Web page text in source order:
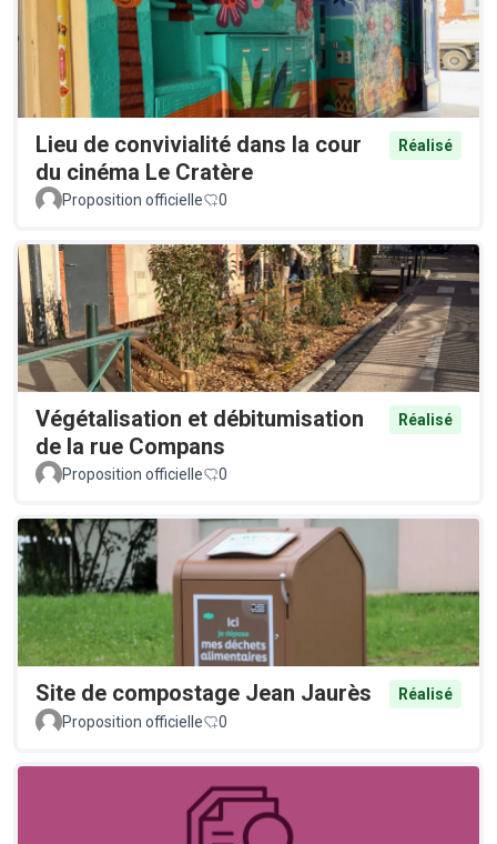
Lieu de convivialité dans la cour
du cinéma Le Cratère
Réalisé
Proposition officielle 0
Végétalisation et débitumisation
de la rue Compans
Réalisé
Proposition officielle 0
Site de compostage Jean Jaurès
Réalisé
Proposition officielle
0